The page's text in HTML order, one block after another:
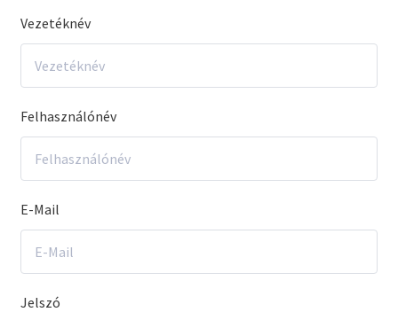
Vezetéknév
Felhasználónév
E-Mail
Jelszó